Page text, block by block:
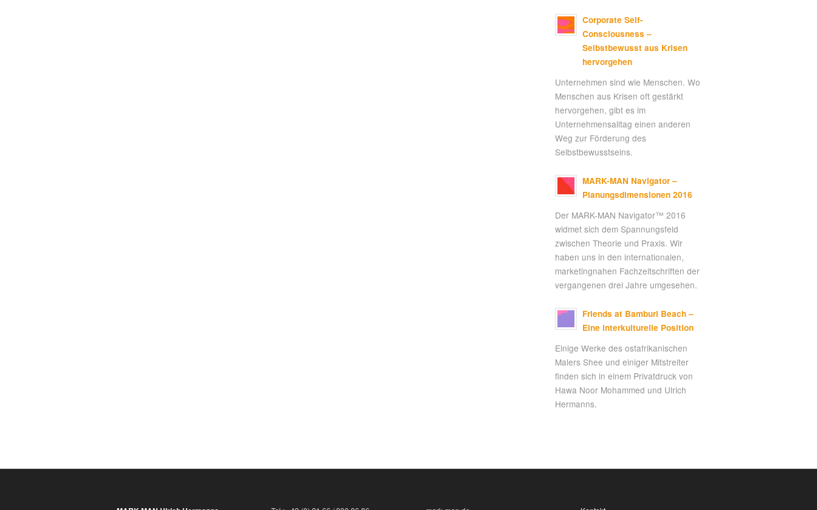
Corporate Self-
Consciousness –
Selbstbewusst aus Krisen
hervorgehen
Unternehmen sind wie Menschen. Wo
Menschen aus Krisen oft gestärkt
hervorgehen, gibt es im
Unternehmensalltag einen anderen
Weg zur Förderung des
Selbstbewusstseins.
MARK-MAN Navigator –
Planungsdimensionen 2016
Der MARK-MAN Navigator™ 2016
widmet sich dem Spannungsfeld
zwischen Theorie und Praxis. Wir
haben uns in den internationalen,
marketingnahen Fachzeitschriften der
vergangenen drei Jahre umgesehen.
Friends at Bamburi Beach –
Eine interkulturelle Position
Einige Werke des ostafrikanischen
Malers Shee und einiger Mitstreiter
finden sich in einem Privatdruck von
Hawa Noor Mohammed und Ulrich
Hermanns.